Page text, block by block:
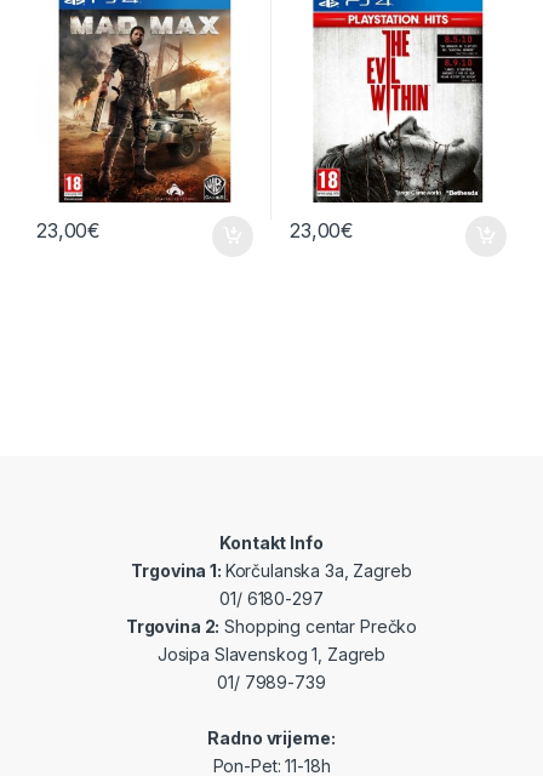
23,00€ 23,00€
Kontakt Info
Trgovina 1: Korčulanska 3a, Zagreb
01/ 6180-297
Trgovina 2: Shopping centar Prečko
Josipa Slavenskog 1, Zagreb
01/ 7989-739
Radno vrijeme:
Pon-Pet: 11-18h